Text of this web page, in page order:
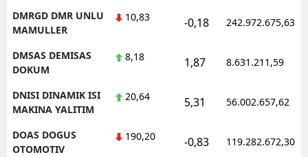
DMRGD DMR UNLU
MAMULLER
10,83 -0,18 242.972.675,63
DMSAS DEMISAS
DOKUM
8,18 1,87 8.631.211,59
DNISI DINAMIK ISI
MAKINA YALITIM
20,64 5,31 56.002.657,62
DOAS DOGUS
OTOMOTIV
190,20 -0,83 119.282.672,30